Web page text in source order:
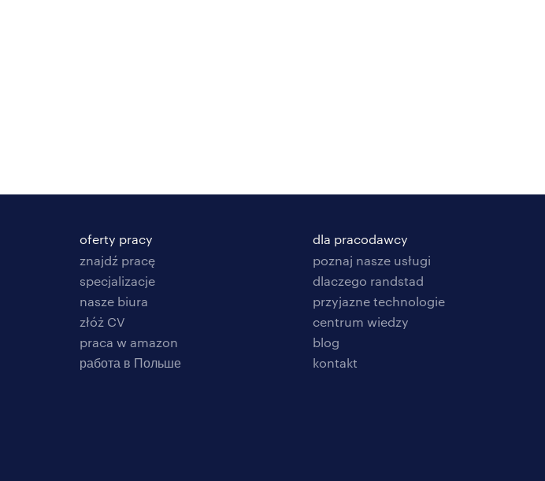
oferty pracy
znajdź pracę
specjalizacje
nasze biura
złóż CV
praca w amazon
работа в Польше
dla pracodawcy
poznaj nasze usługi
dlaczego randstad
przyjazne technologie
centrum wiedzy
blog
kontakt